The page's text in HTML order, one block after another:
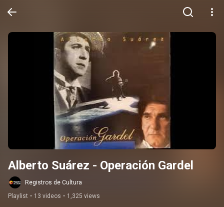
Alberto Suárez - Operación Gardel
Registros de Cultura
Playlist • 13 videos • 1,325 views